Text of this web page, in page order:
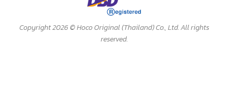
Copyright 2026 ©Hoco Original (Thailand) Co., Ltd. All rights
reserved.